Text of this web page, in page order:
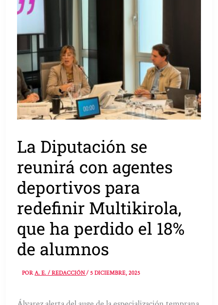
La Diputación se
reunirá con agentes
deportivos para
redefinir Multikirola,
que ha perdido el 18%
de alumnos
PORA. E. / REDACCIÓN/5 DICIEMBRE, 2025